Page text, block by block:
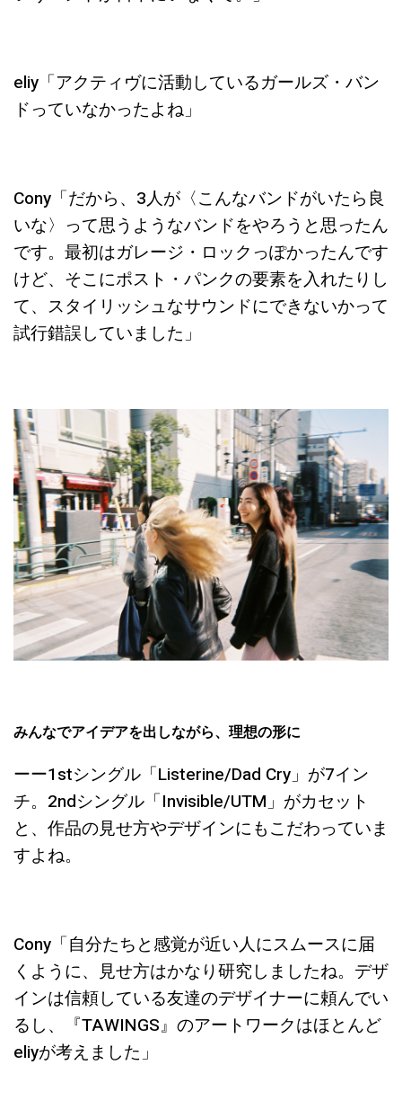
eliy「アクティヴに活動しているガールズ・バン
ドっていなかったよね」
Cony「だから、3人が〈こんなバンドがいたら良
いな〉って思うようなバンドをやろうと思ったん
です。最初はガレージ・ロックっぽかったんです
けど、そこにポスト・パンクの要素を入れたりし
て、スタイリッシュなサウンドにできないかって
試行錯誤していました」
みんなでアイデアを出しながら、理想の形に
ーー1stシングル「Listerine/Dad Cry」が7イン
チ。2ndシングル「Invisible/UTM」がカセット
と、作品の見せ方やデザインにもこだわっていま
すよね。
Cony「自分たちと感覚が近い人にスムースに届
くように、見せ方はかなり研究しましたね。デザ
インは信頼している友達のデザイナーに頼んでい
るし、『TAWINGS』のアートワークはほとんど
eliyが考えました」